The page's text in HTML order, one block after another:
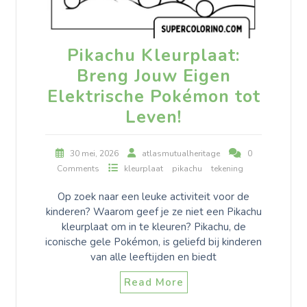
Pikachu Kleurplaat:
Breng Jouw Eigen
Elektrische Pokémon tot
Leven!
30 mei, 2026 atlasmutualheritage
0
Comments
kleurplaat pikachu tekening
Op zoek naar een leuke activiteit voor de
kinderen? Waarom geef je ze niet een Pikachu
kleurplaat om in te kleuren? Pikachu, de
iconische gele Pokémon, is geliefd bij kinderen
van alle leeftijden en biedt
Read More